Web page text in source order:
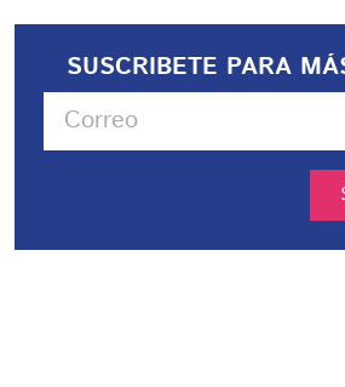
SUSCRIBETE PARA